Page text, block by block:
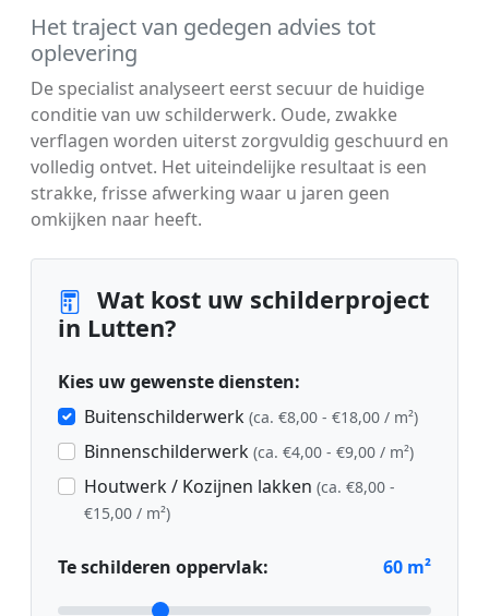
Het traject van gedegen advies tot
oplevering
De specialist analyseert eerst secuur de huidige
conditie van uw schilderwerk. Oude, zwakke
verflagen worden uiterst zorgvuldig geschuurd en
volledig ontvet. Het uiteindelijke resultaat is een
strakke, frisse afwerking waar u jaren geen
omkijken naar heeft.
Wat kost uw schilderproject
in Lutten?
Kies uw gewenste diensten:
Buitenschilderwerk (ca. €8,00 - €18,00 / m²)
Binnenschilderwerk (ca. €4,00 - €9,00 / m²)
Houtwerk / Kozijnen lakken (ca. €8,00 -
€15,00 / m²)
Te schilderen oppervlak: 60 m²